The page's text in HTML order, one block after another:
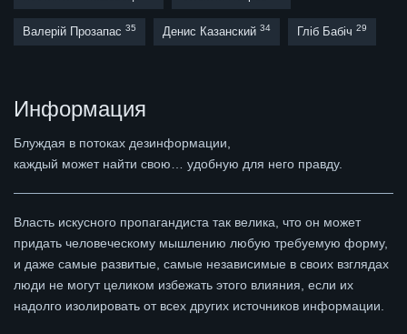
Валерій Прозапас 35 Денис Казанский 34 Гліб Бабіч 29
Информация
Блуждая в потоках дезинформации,
каждый может найти свою… удобную для него правду.
Власть искусного пропагандиста так велика, что он может
придать человеческому мышлению любую требуемую форму,
и даже самые развитые, самые независимые в своих взглядах
люди не могут целиком избежать этого влияния, если их
надолго изолировать от всех других источников информации.